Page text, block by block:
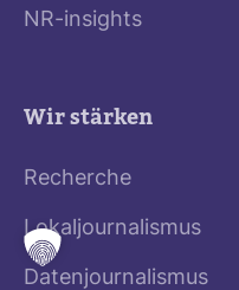
NR-insights
Wir stärken
Recherche
Lokaljournalismus
Datenjournalismus